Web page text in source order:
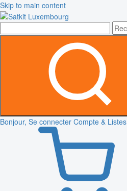
Skip to main content
Bonjour, Se connecter Compte & Listes